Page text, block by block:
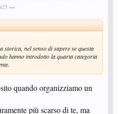
---
storica, nel senso di sapere se questa
hanno introdotto la quarta categoria
quando organizziamo un
più scarso di te, ma